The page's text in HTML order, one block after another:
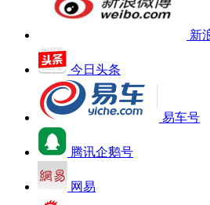
新
今日头条
易车号
腾讯企鹅号
网易